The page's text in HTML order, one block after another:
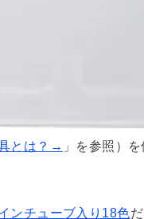
とは？→ 」を参照）
ンチューブ入り18色